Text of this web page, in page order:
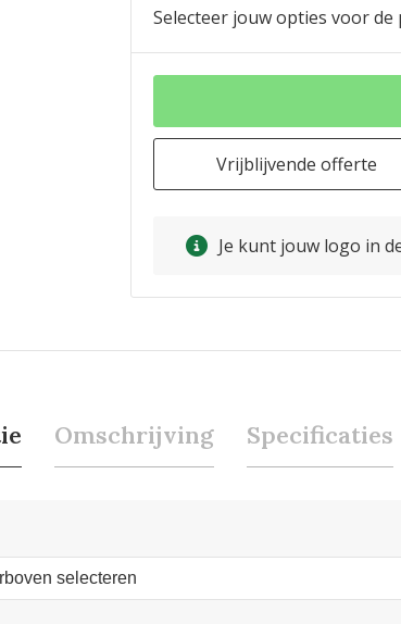
Selecteer jouw opties voor de
Vrijblijvende offerte
Je kunt jouw logo in
Omschrijving Specificaties
selecteren